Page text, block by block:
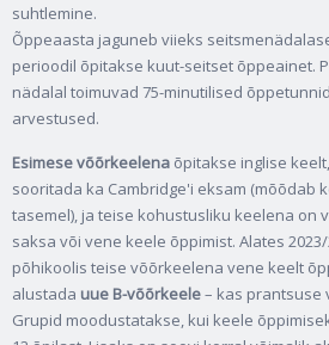
suhtlemine.
Õppeaasta jaguneb viieks
perioodil õpitakse kuut-seitset õppeainet.
nädalal toimuvad 75-minutilised
arvestused.
Esimese võõrkeelena õpitakse inglise
sooritada ka Cambridge'i eksam (mõõdab
tasemel), ja teise kohustusliku keelena on
saksa või vene keele õppimist. Alates
põhikoolis teise võõrkeelena vene keelt
alustada uue B-võõrkeele– kas prantsuse
Grupid moodustatakse, kui keele